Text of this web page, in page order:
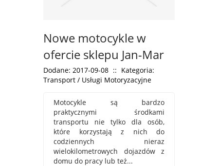
Nowe motocykle w
ofercie sklepu Jan-Mar
Dodane: 2017-09-08 :: Kategoria:
Transport / Usługi Motoryzacyjne
Motocykle są bardzo
praktycznymi środkami
transportu nie tylko dla osób,
które korzystają z nich do
codziennych nieraz
wielokilometrowych dojazdów z
domu do pracy lub też...